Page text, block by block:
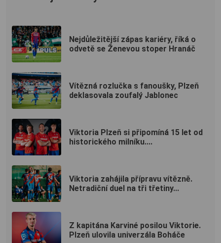
Nejdůležitější zápas kariéry, říká o
odvetě se Ženevou stoper Hranáč
Vítězná rozlučka s fanoušky, Plzeň
deklasovala zoufalý Jablonec
Viktoria Plzeň si připomíná 15 let od
historického milníku....
Viktoria zahájila přípravu vítězně.
Netradiční duel na tři třetiny...
Z kapitána Karviné posilou Viktorie.
Plzeň ulovila univerzála Boháče